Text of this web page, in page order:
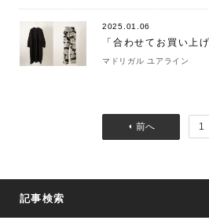
2025.01.06
マドリガル ユアライン
1
記事検索